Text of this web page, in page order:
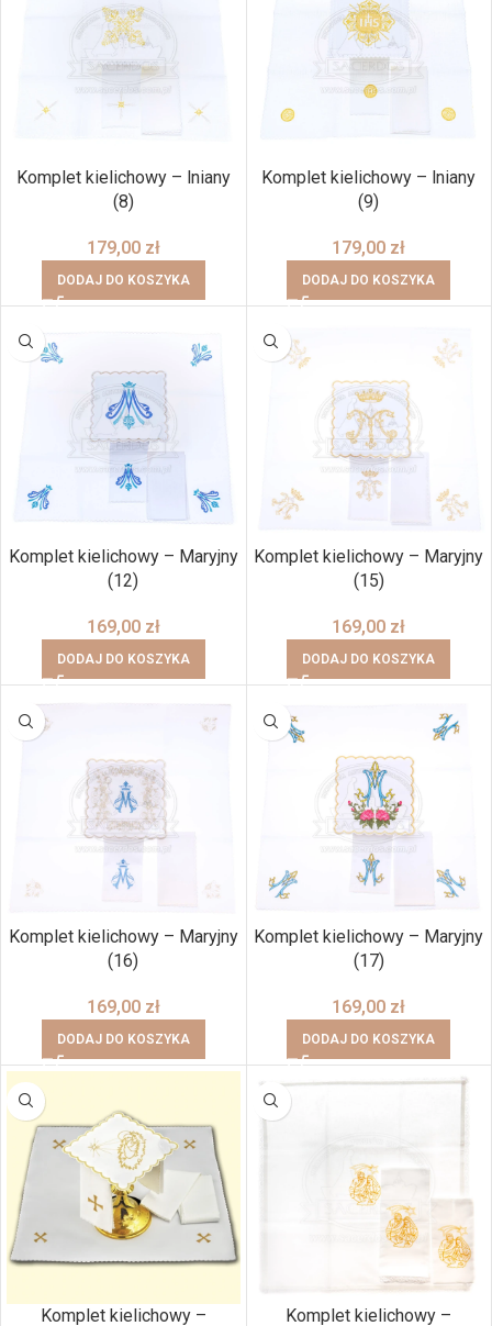
Komplet kielichowy – lniany
(8)
179,00 zł
DODAJ DO KOSZYKA
Komplet kielichowy – lniany
(9)
179,00 zł
DODAJ DO KOSZYKA
Komplet kielichowy – Maryjny
(12)
169,00 zł
DODAJ DO KOSZYKA
Komplet kielichowy – Maryjny
(15)
169,00 zł
DODAJ DO KOSZYKA
Komplet kielichowy – Maryjny
(16)
169,00 zł
DODAJ DO KOSZYKA
Komplet kielichowy – Maryjny
(17)
169,00 zł
DODAJ DO KOSZYKA
Komplet kielichowy – Komplet kielichowy –